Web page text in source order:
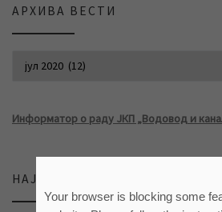
АРХИВА ВЕСТИ
Информатор о раду ЈКП „Водовод и
НАЈНОВИЈЕ ВЕСТИ
Your browser is blocking some